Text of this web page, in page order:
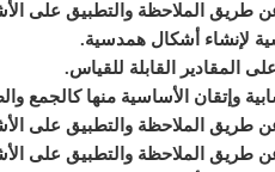
طريق الملاحظة والتطبيق على
لإنشاء أشكال همدسية.
المقادير القابلة للقياس.
وإتقان الأساسية منها كالجمع
طريق الملاحظة والتطبيق على
طريق الملاحظة والتطبيق على